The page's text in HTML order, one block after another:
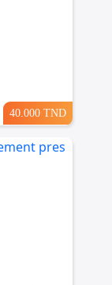
40.000 TND